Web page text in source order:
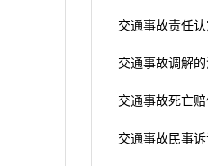
交通事故责任认
交通事故调解
交通事故死亡
交通事故民事